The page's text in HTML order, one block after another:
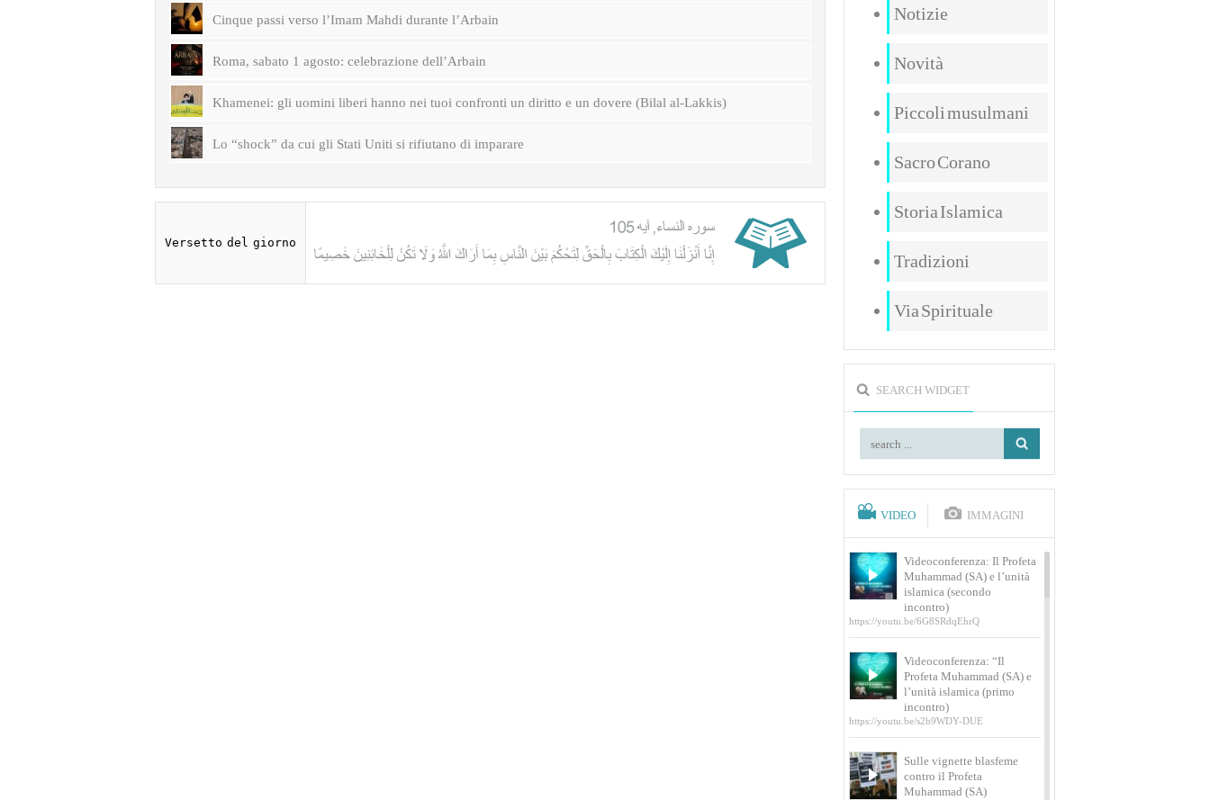
Cinque passi verso l’Imam Mahdi durante l’Arbain
Roma, sabato 1 agosto: celebrazione dell’Arbain
Khamenei: gli uomini liberi hanno nei tuoi confronti un diritto e un dovere (Bilal al-Lakkis)
Lo “shock” da cui gli Stati Uniti si rifiutano di imparare
Versetto del giorno
Notizie
Novità
Piccoli musulmani
Sacro Corano
Storia Islamica
Tradizioni
Via Spirituale
SEARCH WIDGET
VIDEO IMMAGINI
Videoconferenza: Il Profeta
Muhammad (SA) e l’unità
islamica (secondo
incontro)
https://youtu.be/6G8SRdqEhrQ
Videoconferenza: “Il
Profeta Muhammad (SA) e
l’unità islamica (primo
incontro)
https://youtu.be/s2b9WDY-DUE
Sulle vignette blasfeme
contro il Profeta
Muhammad (SA)